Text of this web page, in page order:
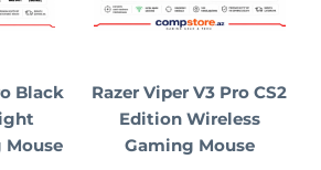
Black
Mouse
Razer Viper V3 Pro CS2
Edition Wireless
Gaming Mouse